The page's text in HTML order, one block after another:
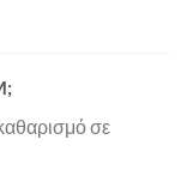
σε